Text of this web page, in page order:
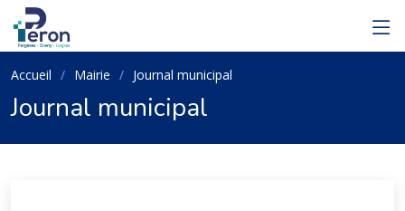
Accueil Mairie Journal municipal
Journal municipal